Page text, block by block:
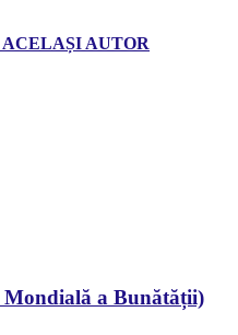
AUTOR
a Bunătății)